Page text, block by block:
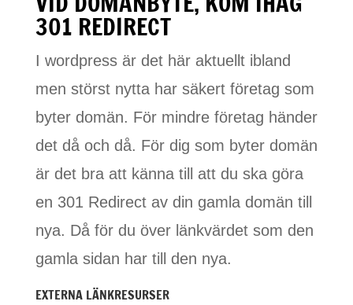
301 REDIRECT
I wordpress är det här aktuellt ibland
men störst nytta har säkert företag som
byter domän. För mindre företag händer
det då och då. För dig som byter domän
är det bra att känna till att du ska göra
en 301 Redirect av din gamla domän till
nya. Då för du över länkvärdet som den
gamla sidan har till den nya.
EXTERNA LÄNKRESURSER